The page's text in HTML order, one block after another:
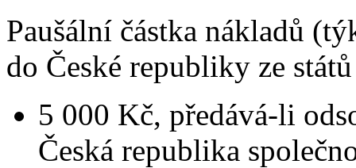
Paušální částka nákladů
do České republiky ze
5 000 Kč, předává-li
Česká republika